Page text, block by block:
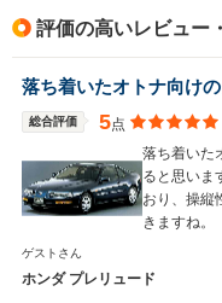
評価の高いレビュー
落ち着いたオトナ向け
総合評価 5点
落ち着いた
ると思いま
おり、操縦
きますね。
ゲストさん
ホンダ プレリュード